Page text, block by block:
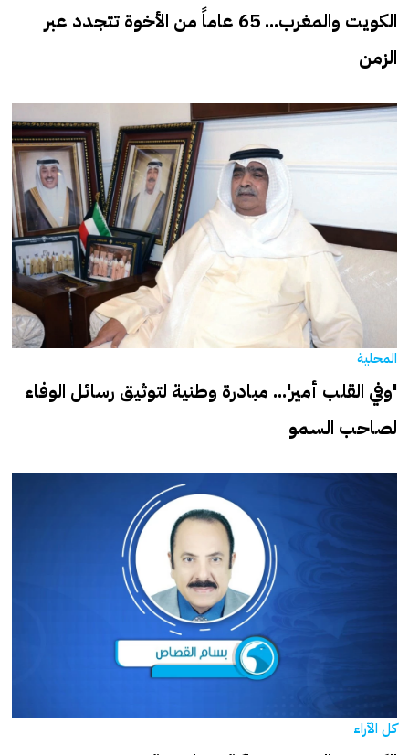
الكويت والمغرب... 65 عاماً من الأخوة تتجدد عبر
الزمن
المحلية
'وفي القلب أمير'... مبادرة وطنية لتوثيق رسائل الوفاء
لصاحب السمو
كل الآراء